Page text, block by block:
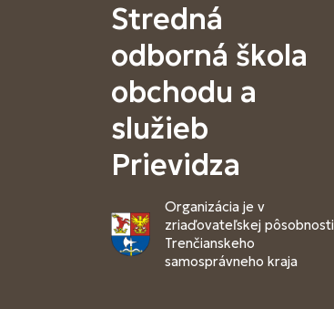
Stredná
odborná škola
obchodu a
služieb
Prievidza
Organizácia je v
zriaďovateľskej pôsobnosti
Trenčianskeho
samosprávneho kraja